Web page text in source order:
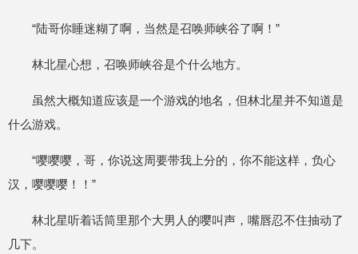
“陆哥你睡迷糊了啊，当然是召唤师峡谷了啊！”
林北星心想，召唤师峡谷是个什么地方。
虽然大概知道应该是一个游戏的地名，但林北星并不知道是
什么游戏。
“嘤嘤嘤，哥，你说这周要带我上分的，你不能这样，负心
汉，嘤嘤嘤！！”
林北星听着话筒里那个大男人的嘤叫声，嘴唇忍不住抽动了
几下。